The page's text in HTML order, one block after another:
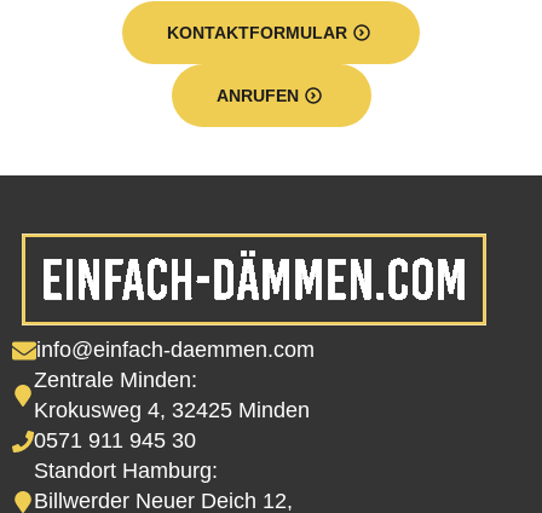
KONTAKTFORMULAR
ANRUFEN
info@einfach-daemmen.com
Zentrale Minden:
Krokusweg 4, 32425 Minden
0571 911 945 30
Standort Hamburg:
Billwerder Neuer Deich 12,